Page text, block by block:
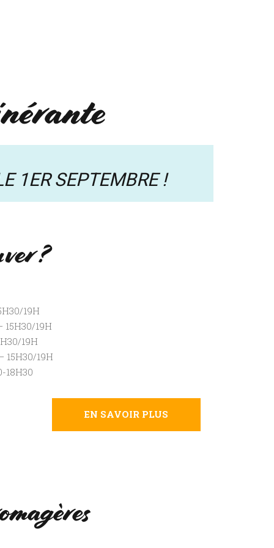
1ER SEPTEMBRE !
?
19H
15H30/19H
19H
15H30/19H
18H30
EN SAVOIR PLUS